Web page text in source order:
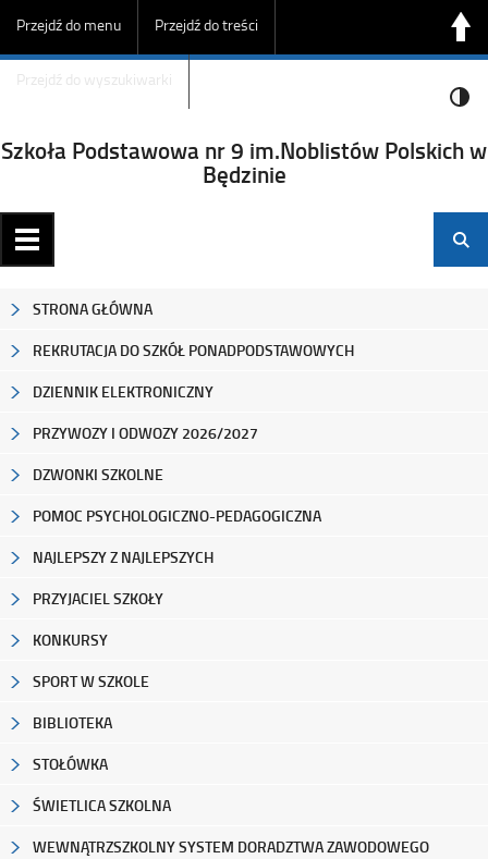
Przejdź do menu Przejdź do treści
Przejdź do wyszukiwarki
Szkoła Podstawowa nr 9 im.Noblistów Polskich w
Będzinie
STRONA GŁÓWNA
REKRUTACJA DO SZKÓŁ PONADPODSTAWOWYCH
DZIENNIK ELEKTRONICZNY
PRZYWOZY I ODWOZY 2026/2027
DZWONKI SZKOLNE
POMOC PSYCHOLOGICZNO-PEDAGOGICZNA
NAJLEPSZY Z NAJLEPSZYCH
PRZYJACIEL SZKOŁY
KONKURSY
SPORT W SZKOLE
BIBLIOTEKA
STOŁÓWKA
ŚWIETLICA SZKOLNA
WEWNĄTRZSZKOLNY SYSTEM DORADZTWA ZAWODOWEGO